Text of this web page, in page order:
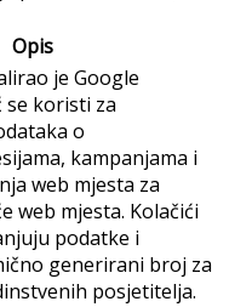
Opis
je Google
se koristi za
o
kampanjama i
web mjesta za
web mjesta. Kolačići
podatke i
generirani broj za
posjetitelja.